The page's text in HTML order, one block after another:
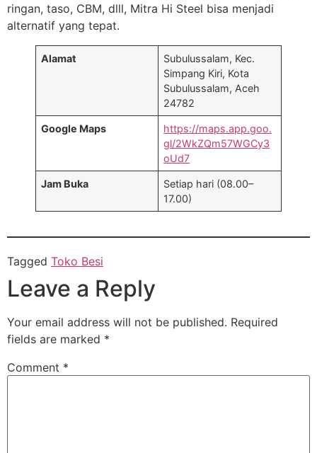
ringan, taso, CBM, dlll, Mitra Hi Steel bisa menjadi
alternatif yang tepat.
Alamat
Subulussalam, Kec.
Simpang Kiri, Kota
Subulussalam, Aceh
24782
Google Maps
https://maps.app.goo.
gl/2WkZQm57WGCy3
oUd7
Jam Buka
Setiap hari (08.00–
17.00)
Tagged Toko Besi
Leave a Reply
Your email address will not be published. Required
fields are marked *
Comment *